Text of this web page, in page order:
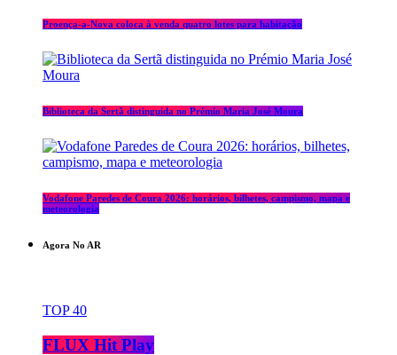
Proença-a-Nova coloca à venda quatro lotes para habitação
Biblioteca da Sertã distinguida no Prémio Maria José Moura
Vodafone Paredes de Coura 2026: horários, bilhetes, campismo, mapa e
meteorologia
Agora No AR
TOP 40
FLUX Hit Play